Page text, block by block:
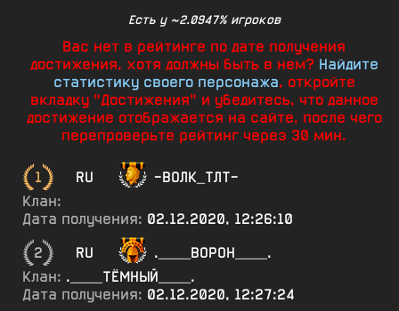
Есть у ~2.0947% игроков
Вас нет в рейтинге по дате получения
достижения, хотя должны быть в нем? Найдите
статистику своего персонажа, откройте
вкладку "Достижения" и убедитесь, что данное
достижение отображается на сайте, после чего
перепроверьте рейтинг через 30 мин.
1 RU
-ВОЛК_ТЛТ-
Клан:
Дата получения: 02.12.2020, 12:26:10
2
RU
.____ВОРОН____.
Клан: .____ТЁМНЫЙ____.
Дата получения: 02.12.2020, 12:27:24